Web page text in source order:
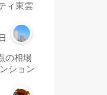
ィ東雲
の相場
ション